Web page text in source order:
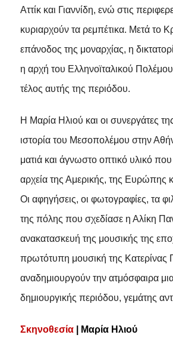
Αττίκ και Γιαννίδη, ενώ στις
κυριαρχούν τα ρεμπέτικα. Μετά το
επάνοδος της μοναρχίας, η
η αρχή του Ελληνοϊταλικού
τέλος αυτής της περιόδου.
Η Μαρία Ηλιού και οι συνεργάτες
ιστορία του Μεσοπολέμου στην
ματιά και άγνωστο οπτικό υλικό
αρχεία της Αμερικής, της Ευρώπης
Οι αφηγήσεις, οι φωτογραφίες, τα
της πόλης που σχεδίασε η Αλίκη
ανακατασκευή της μουσικής της
πρωτότυπη μουσική της Κατερίνας
αναδημιουργούν την ατμόσφαιρα
δημιουργικής περιόδου, γεμάτης
Σκηνοθεσία| Μαρία Ηλιού